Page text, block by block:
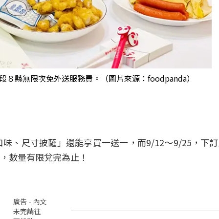
縣無限次免外送服務費。（圖片來源：foodpanda）
、尺寸披薩」還能享買一送一，而9/12～9/25，下
數量有限兌完為止！
廣告 - 內文
未完請往